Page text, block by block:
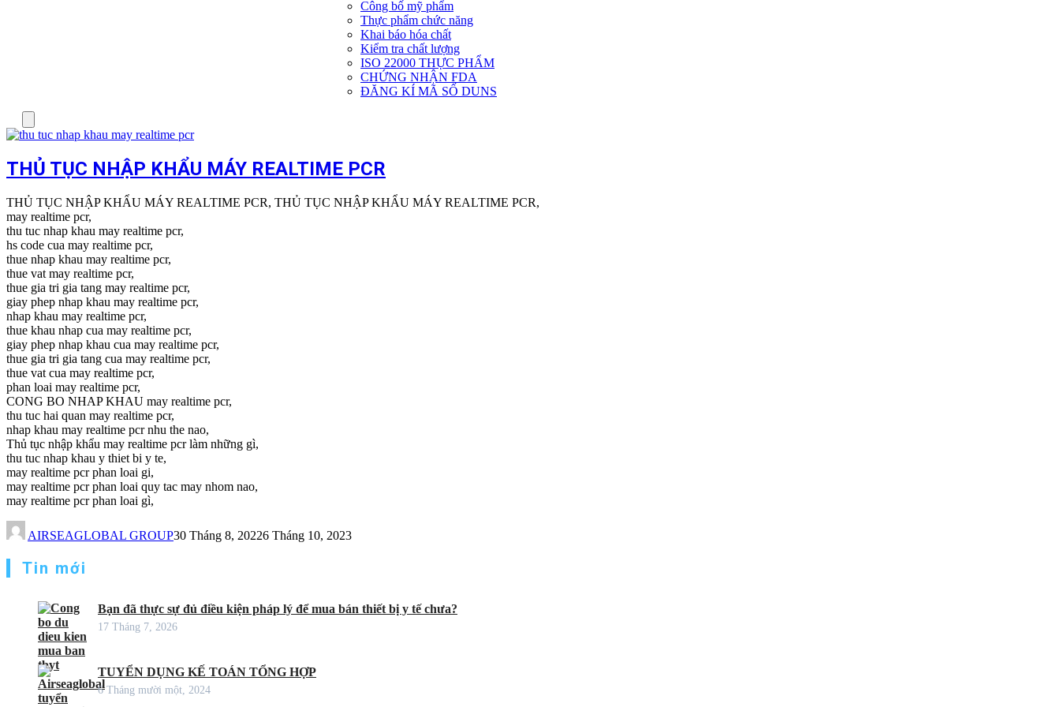
Dịch
vụ
khác
Công bố mỹ phẩm
Thực phẩm chức năng
Khai báo hóa chất
Kiểm tra chất lượng
ISO 22000 THỰC PHẨM
CHỨNG NHẬN FDA
ĐĂNG KÍ MÃ SỐ DUNS
THỦ TỤC NHẬP KHẨU MÁY REALTIME PCR
THỦ TỤC NHẬP KHẨU MÁY REALTIME PCR, THỦ TỤC NHẬP KHẨU MÁY REALTIME PCR,
may realtime pcr,
thu tuc nhap khau may realtime pcr,
hs code cua may realtime pcr,
thue nhap khau may realtime pcr,
thue vat may realtime pcr,
thue gia tri gia tang may realtime pcr,
giay phep nhap khau may realtime pcr,
nhap khau may realtime pcr,
thue khau nhap cua may realtime pcr,
giay phep nhap khau cua may realtime pcr,
thue gia tri gia tang cua may realtime pcr,
thue vat cua may realtime pcr,
phan loai may realtime pcr,
CONG BO NHAP KHAU may realtime pcr,
thu tuc hai quan may realtime pcr,
nhap khau may realtime pcr nhu the nao,
Thủ tục nhập khẩu may realtime pcr làm những gì,
thu tuc nhap khau y thiet bi y te,
may realtime pcr phan loai gi,
may realtime pcr phan loai quy tac may nhom nao,
may realtime pcr phan loai gì,
AIRSEAGLOBAL GROUP30 Tháng 8, 20226 Tháng 10, 2023
Tin mới
Bạn đã thực sự đủ điều kiện pháp lý để mua bán thiết bị y tế chưa?
17 Tháng 7, 2026
TUYỂN DỤNG KẾ TOÁN TỔNG HỢP
6 Tháng mười một, 2024